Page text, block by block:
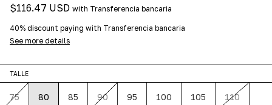
$116.47 USD with Transferencia bancaria
40% discount paying with Transferencia bancaria
See more details
TALLE
75 80 85 90 95 100 105 110